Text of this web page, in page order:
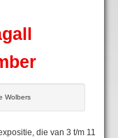
Wolbers
die van 3 t/m 11